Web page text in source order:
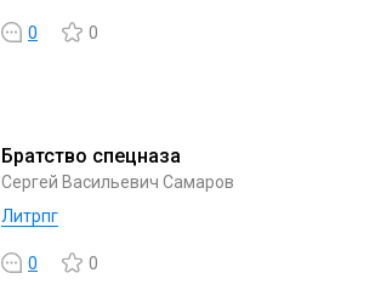
0 0
Братство спецназа
Сергей Васильевич Самаров
Литрпг
0 0